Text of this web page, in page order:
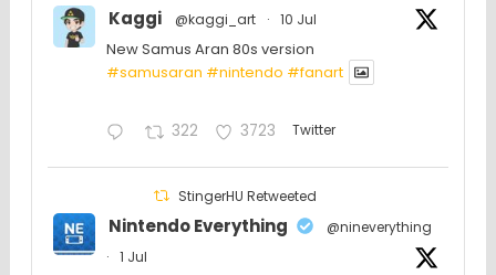
Kaggi @kaggi_art · 10 Jul
New Samus Aran 80s version
#samusaran #nintendo #fanartㅤㅤㅤㅤ
322 3723 Twitter
StingerHU Retweeted
Nintendo Everything
@nineverything
·
1 Jul